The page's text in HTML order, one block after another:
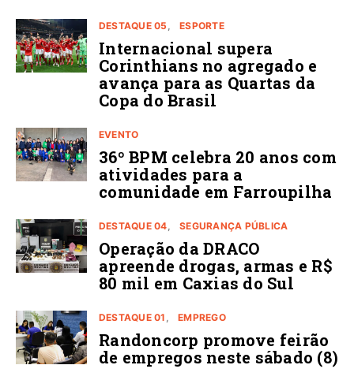
DESTAQUE 05 ESPORTE
Internacional supera
Corinthians no agregado e
avança para as Quartas da
Copa do Brasil
EVENTO
36º BPM celebra 20 anos com
atividades para a
comunidade em Farroupilha
DESTAQUE 04 SEGURANÇA PÚBLICA
Operação da DRACO
apreende drogas, armas e R$
80 mil em Caxias do Sul
DESTAQUE 01 EMPREGO
Randoncorp promove feirão
de empregos neste sábado (8)